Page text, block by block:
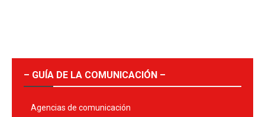
– GUÍA DE LA COMUNICACIÓN –
Agencias de comunicación